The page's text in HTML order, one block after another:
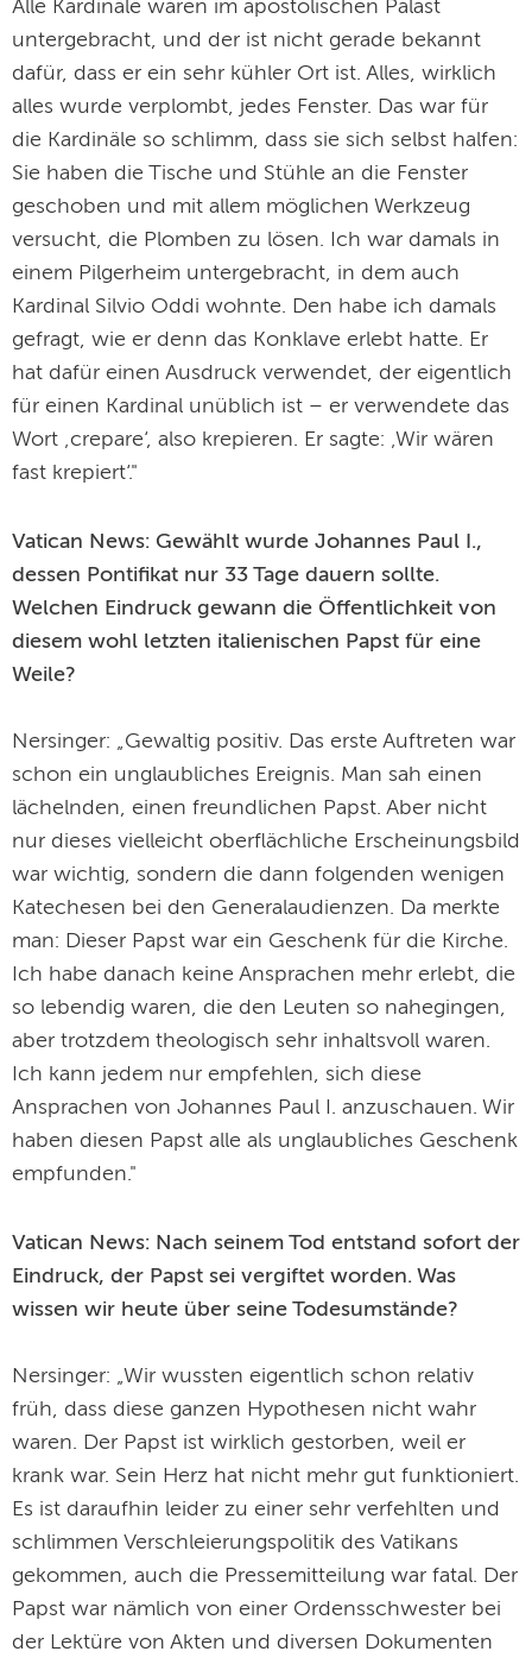
Alle Kardinäle waren im apostolischen Palast
untergebracht, und der ist nicht gerade bekannt
dafür, dass er ein sehr kühler Ort ist. Alles, wirklich
alles wurde verplombt, jedes Fenster. Das war für
die Kardinäle so schlimm, dass sie sich selbst halfen:
Sie haben die Tische und Stühle an die Fenster
geschoben und mit allem möglichen Werkzeug
versucht, die Plomben zu lösen. Ich war damals in
einem Pilgerheim untergebracht, in dem auch
Kardinal Silvio Oddi wohnte. Den habe ich damals
gefragt, wie er denn das Konklave erlebt hatte. Er
hat dafür einen Ausdruck verwendet, der eigentlich
für einen Kardinal unüblich ist – er verwendete das
Wort ‚crepare‘, also krepieren. Er sagte: ‚Wir wären
fast krepiert‘."
Vatican News: Gewählt wurde Johannes Paul I.,
dessen Pontifikat nur 33 Tage dauern sollte.
Welchen Eindruck gewann die Öffentlichkeit von
diesem wohl letzten italienischen Papst für eine
Weile?
Nersinger: „Gewaltig positiv. Das erste Auftreten war
schon ein unglaubliches Ereignis. Man sah einen
lächelnden, einen freundlichen Papst. Aber nicht
nur dieses vielleicht oberflächliche Erscheinungsbild
war wichtig, sondern die dann folgenden wenigen
Katechesen bei den Generalaudienzen. Da merkte
man: Dieser Papst war ein Geschenk für die Kirche.
Ich habe danach keine Ansprachen mehr erlebt, die
so lebendig waren, die den Leuten so nahegingen,
aber trotzdem theologisch sehr inhaltsvoll waren.
Ich kann jedem nur empfehlen, sich diese
Ansprachen von Johannes Paul I. anzuschauen. Wir
haben diesen Papst alle als unglaubliches Geschenk
empfunden."
Vatican News: Nach seinem Tod entstand sofort der
Eindruck, der Papst sei vergiftet worden. Was
wissen wir heute über seine Todesumstände?
Nersinger: „Wir wussten eigentlich schon relativ
früh, dass diese ganzen Hypothesen nicht wahr
waren. Der Papst ist wirklich gestorben, weil er
krank war. Sein Herz hat nicht mehr gut funktioniert.
Es ist daraufhin leider zu einer sehr verfehlten und
schlimmen Verschleierungspolitik des Vatikans
gekommen, auch die Pressemitteilung war fatal. Der
Papst war nämlich von einer Ordensschwester bei
der Lektüre von Akten und diversen Dokumenten